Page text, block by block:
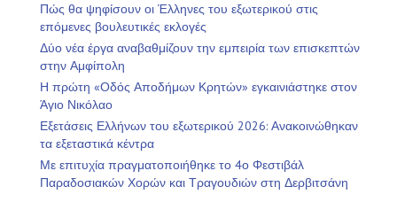
Πώς θα ψηφίσουν οι Έλληνες του εξωτερικού στις
επόμενες βουλευτικές εκλογές
Δύο νέα έργα αναβαθμίζουν την εμπειρία των επισκεπτών
στην Αμφίπολη
Η πρώτη «Οδός Αποδήμων Κρητών» εγκαινιάστηκε στον
Άγιο Νικόλαο
Εξετάσεις Ελλήνων του εξωτερικού 2026: Ανακοινώθηκαν
τα εξεταστικά κέντρα
Με επιτυχία πραγματοποιήθηκε το 4ο Φεστιβάλ
Παραδοσιακών Χορών και Τραγουδιών στη Δερβιτσάνη